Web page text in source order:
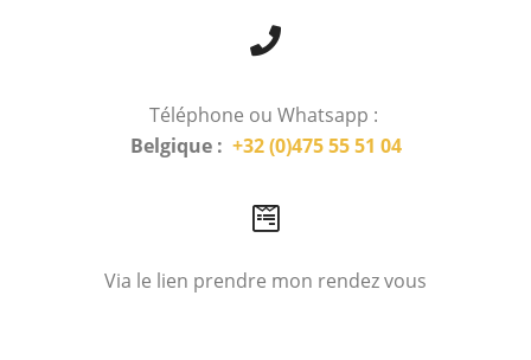
Téléphone ou Whatsapp :
Belgique : +32 (0)475 55 51 04
Via le lien prendre mon rendez vous